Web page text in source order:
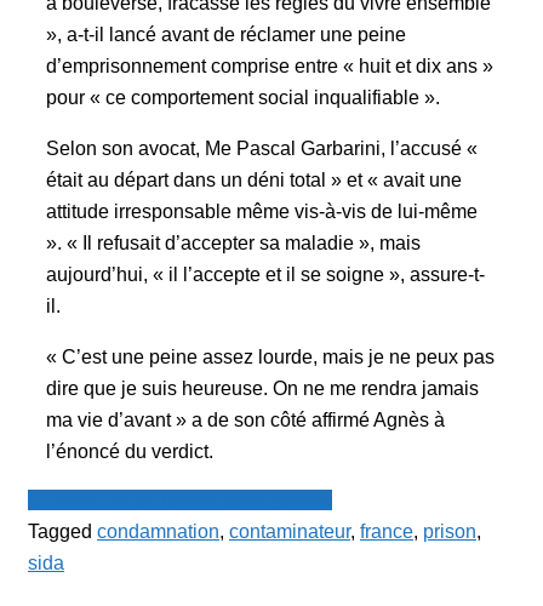
», a-t-il lancé avant de réclamer une peine
d’emprisonnement comprise entre « huit et dix ans »
pour « ce comportement social inqualifiable ».
Selon son avocat, Me Pascal Garbarini, l’accusé «
était au départ dans un déni total » et « avait une
attitude irresponsable même vis-à-vis de lui-même
». « Il refusait d’accepter sa maladie », mais
aujourd’hui, « il l’accepte et il se soigne », assure-t-
il.
« C’est une peine assez lourde, mais je ne peux pas
dire que je suis heureuse. On ne me rendra jamais
ma vie d’avant » a de son côté affirmé Agnès à
l’énoncé du verdict.
Tagged condamnation, contaminateur, france, prison,
sida